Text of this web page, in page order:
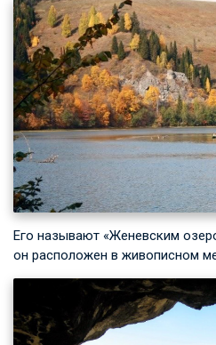
Его называют «Женевским
он расположен в живописном